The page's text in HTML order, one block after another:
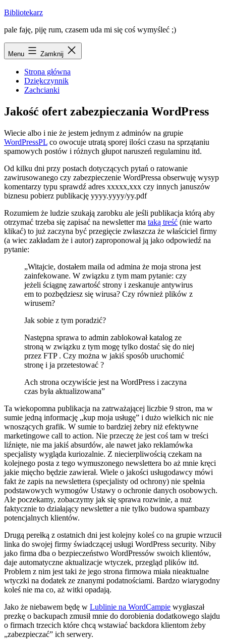
Przejdź
treści
Bibliotekarz
pale faję, piję rum, czasem uda mi się coś wymyśleć ;)
Menu Zamknij
Strona główna
Dziękczynnik
Zachcianki
Jakość ofert zabezpieczania WordPress
Wiecie albo i nie że jestem jednym z adminów na grupie
WordPressPL co owocuje utratą sporej ilości czasu na sprzątaniu
spamowych postów i różnych głupot naruszeń regulaminu itd.
Od kilku dni przy postach dotyczących pytań o ratowanie
zawirusowanego czy zabezpieczenie WordPressa obserwuję wysyp
komentarzy typu sprawdź adres xxxxx,xxx czy innych januszów
biznesu pobierz publikację yyyy.yyyy/yy.pdf
Rozumiem że ludzie szukają zarobku ale jeśli publikacja którą aby
otrzymać trzeba się zapisać na newsletter ma taką treść (nie warto
klikać) to już zaczyna być przegięcie zwłaszcza że właściciel firmy
(a wiec zakładam że i autor) zaproponował ją jako odpowiedź na
pytanie:
„Witajcie, dostałem maila od admina że moja strona jest
zainfekowane. W związku z tym mam pytanie: czy
jeżeli ściągnę zawartość strony i zeskanuje antywirus
em to pozbędziesz się wirusa? Czy również plików z
wirusem?
Jak sobie z tym poradzić?
Następna sprawa to admin zablokował katalog ze
stroną w związku z tym mogę tylko dostać się do niej
przez FTP . Czy można w jakiś sposób uruchomić
stronę i ja przetestować ?
Ach strona oczywiście jest na WordPress i zaczyna
czas była aktualizowana”
Ta wiekopomna publikacja na zatrważającej liczbie 9 stron, ma w
sumie jedną informację „kup moja usługę” i dużo wielkich nic nie
wnoszących grafik. W sumie to bardziej żebry niż efektywne
marketingowe call to action. Nie przeczę że jest coś tam w treści
liźnięte, nie ma jakiś absurdów, ale nawet jako reklamówka
specjalisty wygląda kuriozalnie. Z niecierpliwością czekam na
kolejnego posta z tego wymuszonego newslettera bo aż mnie kręci
jakie mięcho będzie zawierał. Wiele o jakości usługodawcy mówi
fakt że zapis na newslettera (specjalisty od ochrony) nie spełnia
podstawowych wymogów Ustawy o ochronie danych osobowych.
Ale poczekamy, zobaczymy jak się sprawa rozwinie, a nuż
faktycznie to działający newsletter a nie tylko budowa spambazy
potencjalnych klientów.
Drugą perełką z ostatnich dni jest kolejny koleś co na grupie wrzucił
linka do swojej firmy świadczącej usługi WordPress security. Niby
jako firma dba o bezpieczeństwo WordPressów swoich klientów,
daje automatyczne aktualizacje wtyczek, przegląd plików itd.
Problem z nim jest taki że jego strona firmowa miała nieaktualne
wtyczki na dodatek ze znanymi podatnościami. Bardzo wiarygodny
koleś nie ma co, aż witki opadają.
Jako że niebawem będę w Lublinie na WordCampie wygłaszał
prezkę o backupach zmusił mnie do dorobienia dodatkowego slajdu
o firmach trzecich które chcą wstawiać backdora klientom żeby
„zabezpieczać” ich serwery.